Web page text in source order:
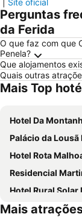
Site oficial
Perguntas
da Ferida
O que faz com que
Penela?
Que alojamentos
Quais outras
Mais Top
Hotel Da
Palácio da Lousã
Hotel Rota
Residencial
Hotel Rural Solar
Casa D'Avó Mila
Mais